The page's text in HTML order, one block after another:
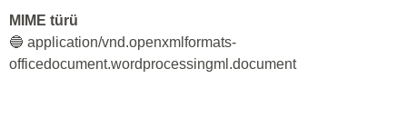
MIME türü
🔵 application/vnd.openxmlformats-
officedocument.wordprocessingml.document